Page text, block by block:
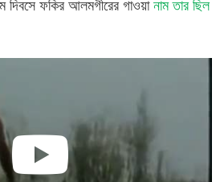
ফকির আলমগীরের গাওয়া নাম তার ছিল